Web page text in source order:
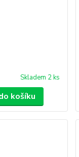
Skladem 2 ks
košíku